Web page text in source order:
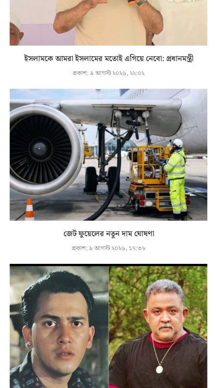
ইসলামকে আমরা ইসলামের মতোই এগিয়ে নেবো: প্রধানমন্ত্রী
প্রকাশ: ৯ আগস্ট ২০২৬, ২২:০২
জেট ফুয়েলের নতুন দাম ঘোষণা
প্রকাশ: ৯ আগস্ট ২০২৬, ১৭:৩৮